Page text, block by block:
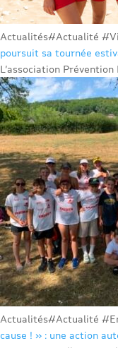
Actualités#Actualité
poursuit sa tournée
L’association Prévention
Actualités#Actualité
cause ! » : une action